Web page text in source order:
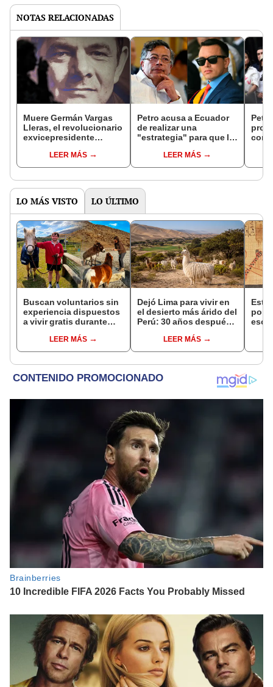
NOTAS RELACIONADAS
Muere Germán Vargas
Lleras, el revolucionario
exvicepresidente
acérrimo de Gustavo
Petro
LEER MÁS
Petro acusa a Ecuador
de realizar una
"estrategia" para que la
Uribe gane las
elecciones colombianas
LEER MÁS
LO MÁS VISTO LO ÚLTIMO
Buscan voluntarios sin
experiencia dispuestos
a vivir gratis durante
cuidar caballos, burros
y otros animales
LEER MÁS
Dejó Lima para vivir en
el desierto más árido del
Perú: 30 años después,
creó un sorprendente
ecosistema
LEER MÁS
Esta
por